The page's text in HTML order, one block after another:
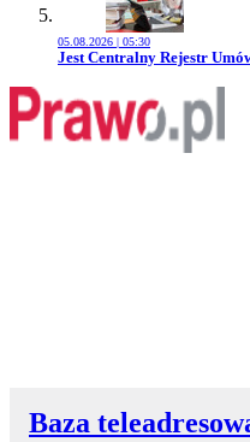
05.08.2026 | 05:30
Przejdź do artykułu:
Jest Centralny Rejestr
Baza